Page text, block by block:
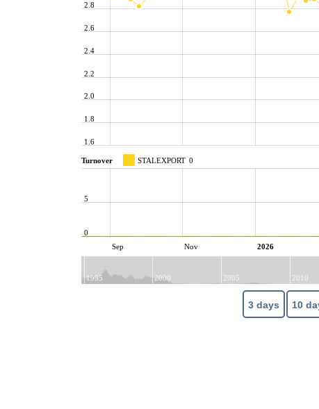
1.6
1.8
2.0
2.2
2.4
2.6
2.8
Turnover STALEXPORT 0
Sep Nov 2026
0
5
1995 2000 2005 2010